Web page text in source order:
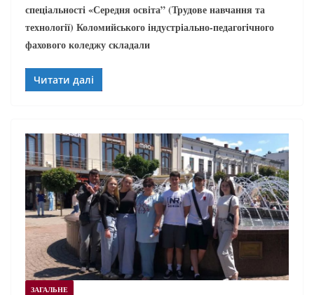
спеціальності «Середня освіта” (Трудове навчання та
технології) Коломийського індустріально-педагогічного
фахового коледжу складали
Читати далі
ЗАГАЛЬНЕ